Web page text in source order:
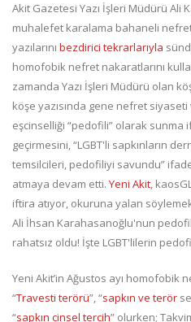
Akit Gazetesi Yazı İşleri Müdürü Ali
muhalefet karalama bahaneli
yazılarını bezdirici tekrarlarıyla
homofobik nefret nakaratlarını
zamanda Yazı İşleri Müdürü olan
köşe yazısında gene nefret siyaseti
eşcinselliği “pedofili” olarak sunma
geçirmesini, “LGBT'li sapkınların
temsilcileri, pedofiliyi savundu”
atmaya devam etti. Yeni Akit,
iftira atıyor, okuruna yalan
Ali İhsan Karahasanoğlu'nun
rahatsız oldu! İşte LGBT'lilerin
Yeni Akit’in Ağustos ayı homofobik
“Travesti terörü”, “sapkın ve terör
“sapkın cinsel tercih” olurken;